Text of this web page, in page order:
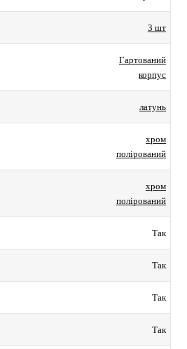
3 шт
Гартований
корпус
латунь
хром
полірований
хром
полірований
Так
Так
Так
Так